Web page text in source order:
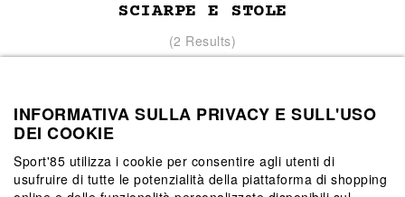
SCIARPE E STOLE
(2 Results)
INFORMATIVA SULLA PRIVACY E SULL'USO
DEI COOKIE
Sport'85 utilizza i cookie per consentire agli utenti di
usufruire di tutte le potenzialità della piattaforma di shopping